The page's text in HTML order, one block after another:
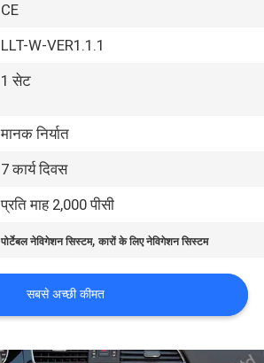
CE
LLT-W-VER1.1.1
1 सेट
मानक निर्यात
7 कार्य दिवस
प्रति माह 2,000 पीसी
पोर्टेबल नेविगेशन सिस्टम,कारों के लिए नेविगेशन सिस्टम
सबसे अच्छी कीमत